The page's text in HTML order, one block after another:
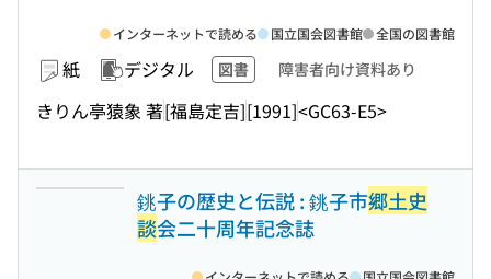
紙 デジタル 図書 障害者向け資料あり
きりん亭猿象 著[福島定吉][1991]<GC63-E5>
インターネットで読める 国立国会図書館 全国の図書館
銚子の歴史と伝説 : 銚子市郷土史
談会二十周年記念誌